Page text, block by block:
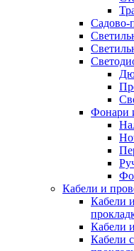
Садово-
Фонари
Кабели и
Кабели
Кабели
Кабели